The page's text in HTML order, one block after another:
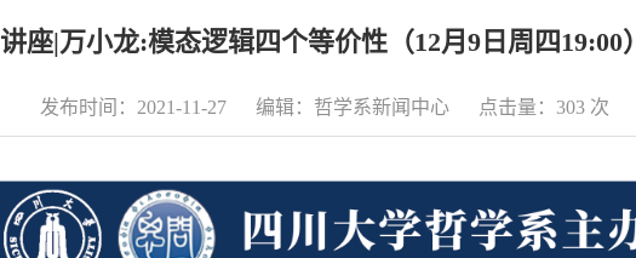
讲座|万小龙:模态逻辑四个等价性（12月9日周四19:00）
发布时间：2021-11-27 编辑：哲学系新闻中心 点击量： 303 次